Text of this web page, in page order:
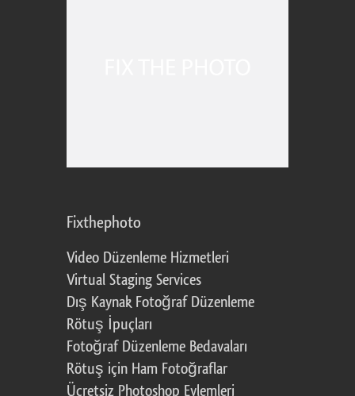
Fixthephoto
Video Düzenleme Hizmetleri
Virtual Staging Services
Dış Kaynak Fotoğraf Düzenleme
Rötuş İpuçları
Fotoğraf Düzenleme Bedavaları
Rötuş için Ham Fotoğraflar
Ücretsiz Photoshop Eylemleri